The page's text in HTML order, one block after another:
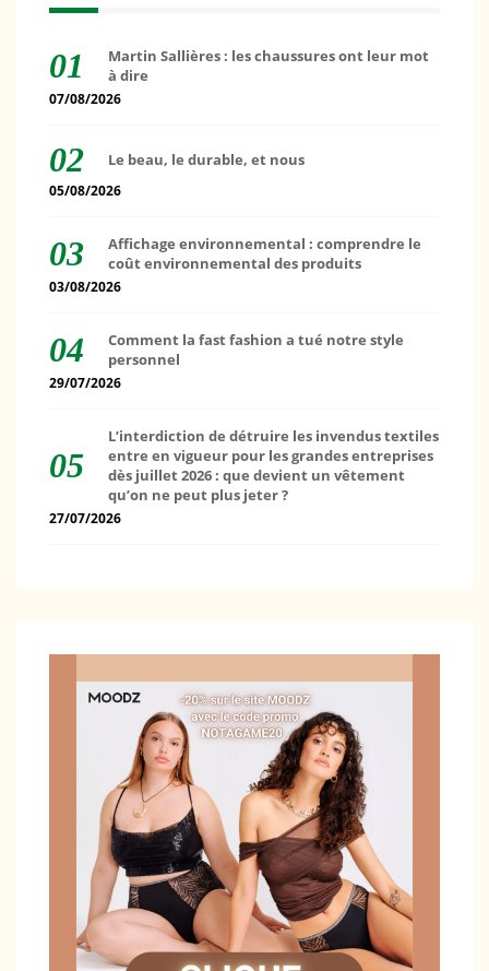
Martin Sallières : les chaussures ont leur mot
à dire
07/08/2026
Le beau, le durable, et nous
05/08/2026
Affichage environnemental : comprendre le
coût environnemental des produits
03/08/2026
Comment la fast fashion a tué notre style
personnel
29/07/2026
L’interdiction de détruire les invendus textiles
entre en vigueur pour les grandes entreprises
dès juillet 2026 : que devient un vêtement
qu’on ne peut plus jeter ?
27/07/2026